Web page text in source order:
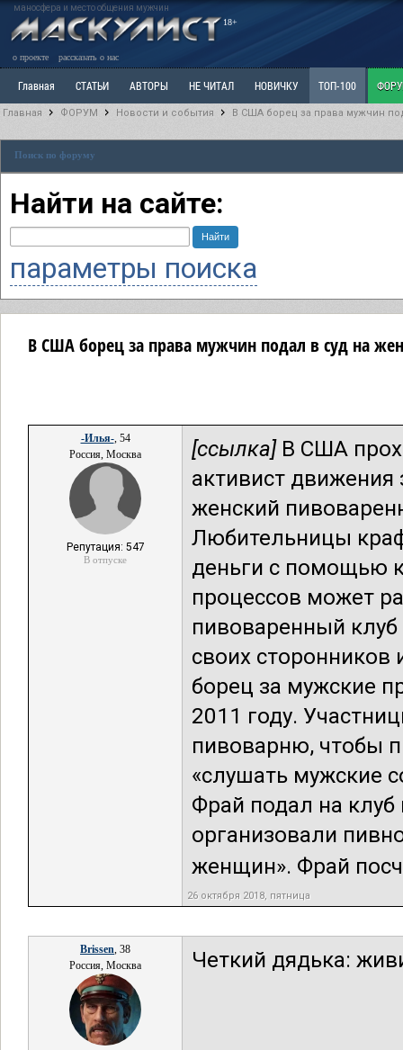
маносфера и место общения мужчин
18+
о проекте рассказать о нас
Главная СТАТЬИ АВТОРЫ НЕ ЧИТАЛ НОВИЧКУ ТОП-100
Ветка: Наболевшее. Выскажись!
РАЗДЕЛ: Разное
Главная ФОРУМ Новости и события В США борец за права мужчин
Поиск по форуму
Найти на сайте:
параметры поиска
В США борец за права мужчин подал в суд на
-Илья-, 54
Россия, Москва
Репутация: 547
В отпуске
[ссылка]В США
активист движения
женский
Любительницы
деньги с помощью
процессов может
пивоваренный
своих сторонников
борец за мужские
2011 году.
пивоварню, чтобы
«слушать мужские
Фрай подал на клуб
организовали
женщин». Фрай
26 октября 2018, пятница
Brissen, 38
Россия, Москва
Четкий дядька: